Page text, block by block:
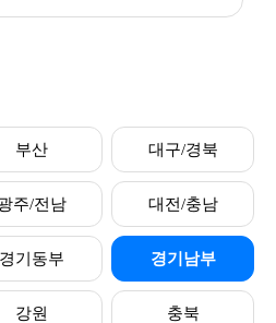
부산 대구/경북
주/전남 대전/충남
경기동부 경기남부
강원 충북